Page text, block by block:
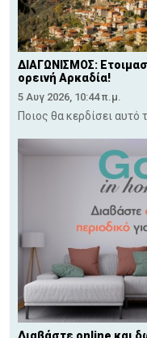
ΔΙΑΓΩΝΙΣΜΟΣ:
ορεινή Αρκαδία!
5 Αυγ 2026, 10:44 π.μ.
Ποιος θα κερδίσει αυτό